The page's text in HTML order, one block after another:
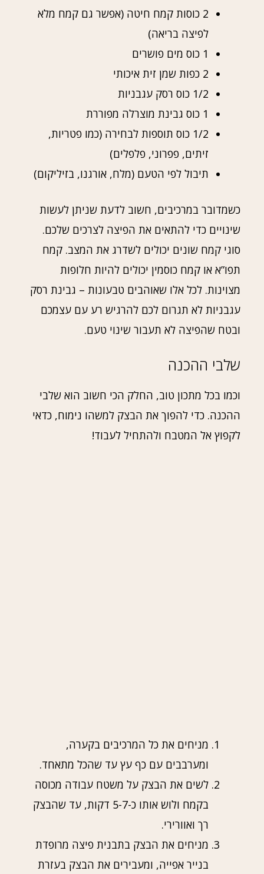
2 כוסות קמח חיטה (אפשר גם קמח מלא
לפיצה בריאה)
1 כוס מים פושרים
2 כפות שמן זית איכותי
1/2 כוס רסק עגבניות
1 כוס גבינת מוצרלה מפוררת
1/2 כוס תוספות לבחירה (כמו פטריות,
זיתים, פפרוני, פלפלים)
תיבול לפי הטעם (מלח, אורגנו, בזיליקום)
כשמדובר במרכיבים, חשוב לדעת שניתן לעשות
שינויים כדי להתאים את הפיצה לצרכים שלכם.
סוגי קמח שונים יכולים לשדרג את המצב. קמח
תפו”א או קמח כוסמין יכולים להיות חלופות
מצוינות. לכל אלו שאוהבים טבעונות – גבינת רסק
עגבניות לא תגרום לכם להרגיש רע עם עצמכם
ובטח שהפיצה לא תעבור שינוי טעם.
שלבי ההכנה
וכמו בכל מתכון טוב, החלק הכי חשוב הוא שלבי
ההכנה. כדי להפוך את הבצק למשהו נימוח, כדאי
לקפוץ אל המטבח ולהתחיל לעבוד!
מניחים את כל המרכיבים בקערה,
ומערבבים עם כף עץ עד שהכל מתאחד.
לשים את הבצק על משטח עבודה מכוסה
בקמח ולוש אותו כ-5-7 דקות, עד שהבצק
רך ואוורירי.
מניחים את הבצק בתבנית פיצה מרופדת
בנייר אפייה, ומעבירים את הבצק בעזרת